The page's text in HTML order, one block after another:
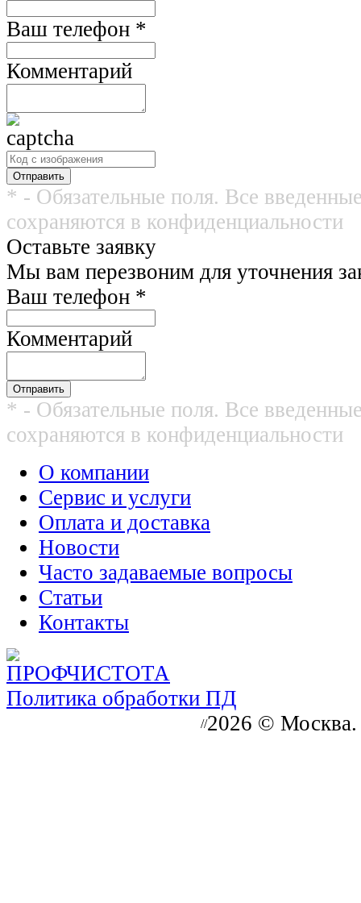
Ваш телефон *
Комментарий
* - Обязательные поля. Все
сохраняются в конфиденциальности
Оставьте заявку
Мы вам перезвоним для уточнения
Ваш телефон *
Комментарий
* - Обязательные поля. Все
сохраняются в конфиденциальности
О компании
Сервис и услуги
Оплата и доставка
Новости
Часто задаваемые вопросы
Статьи
Контакты
Политика обработки ПД
//2026 ©